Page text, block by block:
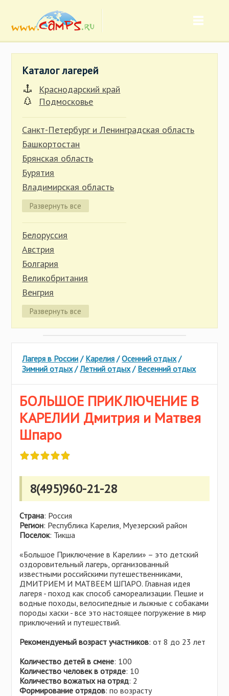
Каталог лагерей
Краснодарский край
Подмосковье
Санкт-Петербург и Ленинградская область
Башкортостан
Брянская область
Бурятия
Владимирская область
Волгоградская область
Вологодская область
Иркутская область
Калининградская область
Калужская область
Карелия
Кировская область
Костромская область
Красноярский край
Крым
Липецкая область
Марий Эл
Нижегородская область
Новгородская область
Пермский край
Псковская область
Ростовская область
Рязанская область
Самарская область
Свердловская область
Смоленская область
Татарстан
Тверская область
Ульяновская область
Хабаровский край
Челябинская область
Чувашия
Ярославская область
Развернуть все
Белоруссия
Австрия
Болгария
Великобритания
Венгрия
Германия
Греция
Италия
Китай
Латвия
Литва
Мальта
Молдова
Сербия
Сингапур
США
Тунис
Турция
Украина
Финляндия
Хорватия
Черногория
Чехия
Швейцария
Эстония
Развернуть все
Лагеря в России / Карелия /Осенний отдых/
Зимний отдых/Летний отдых/ Весенний отдых
БОЛЬШОЕ ПРИКЛЮЧЕНИЕ В
КАРЕЛИИ Дмитрия и Матвея
Шпаро
8(495)960-21-28
Страна: Россия
Регион: Республика Карелия, Муезерский район
Поселок: Тикша
«Большое Приключение в Карелии» – это детский
оздоровительный лагерь, организованный
известными российскими путешественниками,
ДМИТРИЕМ И МАТВЕЕМ ШПАРО. Главная идея
лагеря - поход как способ самореализации. Пешие и
водные походы, велосипедные и лыжные с собаками
породы хаски - все это настоящее погружение в мир
приключений и путешествий.
Рекомендуемый возраст участников: от 8 до 23 лет
Количество детей в смене: 100
Количество человек в отряде: 10
Количество вожатых на отряд: 2
Формирование отрядов: по возрасту